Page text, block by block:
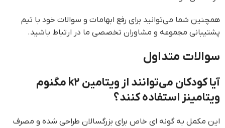
همچنین شما می‌توانید برای رفع ابهامات و سوالات خود با تیم
پشتیبانی مجموعه و مشاوران تخصصی ما در ارتباط باشید.
سوالات متداول
آیا کودکان می‌توانند از ویتامین k2 مگنوم
ویتامینز استفاده کنند؟
این مکمل به گونه ای خاص برای بزرگسالان طراحی شده و مصرف